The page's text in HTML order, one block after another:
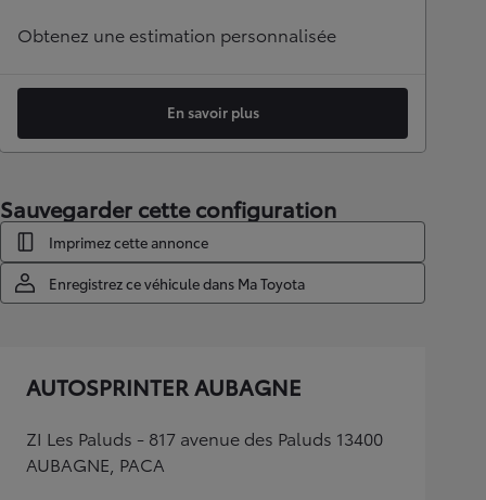
Obtenez une estimation personnalisée
En savoir plus
Sauvegarder cette configuration
Imprimez cette annonce
Enregistrez ce véhicule dans Ma Toyota
AUTOSPRINTER AUBAGNE
ZI Les Paluds - 817 avenue des Paluds 13400
AUBAGNE, PACA